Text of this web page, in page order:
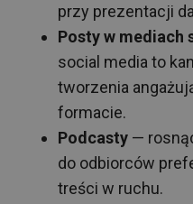
przy prezentacji
Posty w mediach
social media to
tworzenia
formacie.
Podcasty —
do odbiorców
treści w ruchu.